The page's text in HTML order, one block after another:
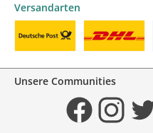
Versandarten
Unsere Communities
FacebookInstagramTwitter